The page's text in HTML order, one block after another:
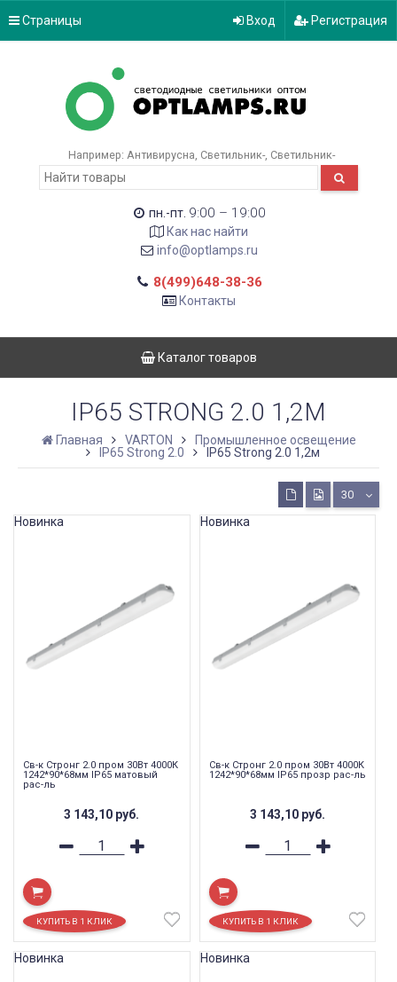
Страницы Вход Регистрация
Например: Антивирусна Светильник- Светильник-
пн.-пт. 9:00 – 19:00
Как нас найти
info@optlamps.ru
8(499)648-38-36
Контакты
Каталог товаров
IP65 STRONG 2.0 1,2М
Главная VARTON
Промышленное освещение
IP65 Strong 2.0
IP65 Strong 2.0 1,2м
30
Св-к Стронг 2.0 пром 30Вт 4000К
1242*90*68мм IP65 матовый
рас-ль
3 143,10 руб.
Новинка
Св-к Стронг 2.0 пром 30Вт 4000К
1242*90*68мм IP65 прозр рас-ль
3 143,10 руб.
Новинка
Новинка Новинка